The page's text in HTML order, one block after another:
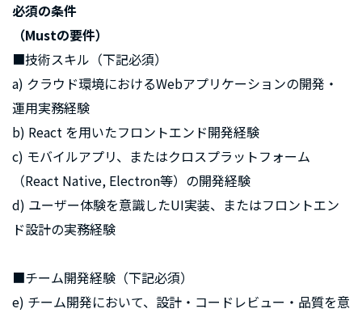
必須の条件
（Mustの要件）
■技術スキル（下記必須）
a) クラウド環境におけるWebアプリケーションの開発・
運用実務経験
b) React を用いたフロントエンド開発経験
c) モバイルアプリ、またはクロスプラットフォーム
（React Native, Electron等）の開発経験
d) ユーザー体験を意識したUI実装、またはフロントエン
ド設計の実務経験
■チーム開発経験（下記必須）
e) チーム開発において、設計・コードレビュー・品質を意